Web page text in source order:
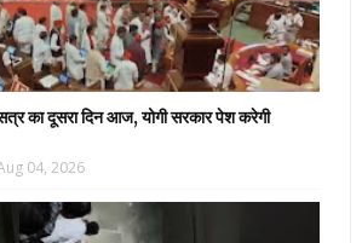
का दूसरा दिन आज, योगी सरकार पेश करेगी
04, 2026